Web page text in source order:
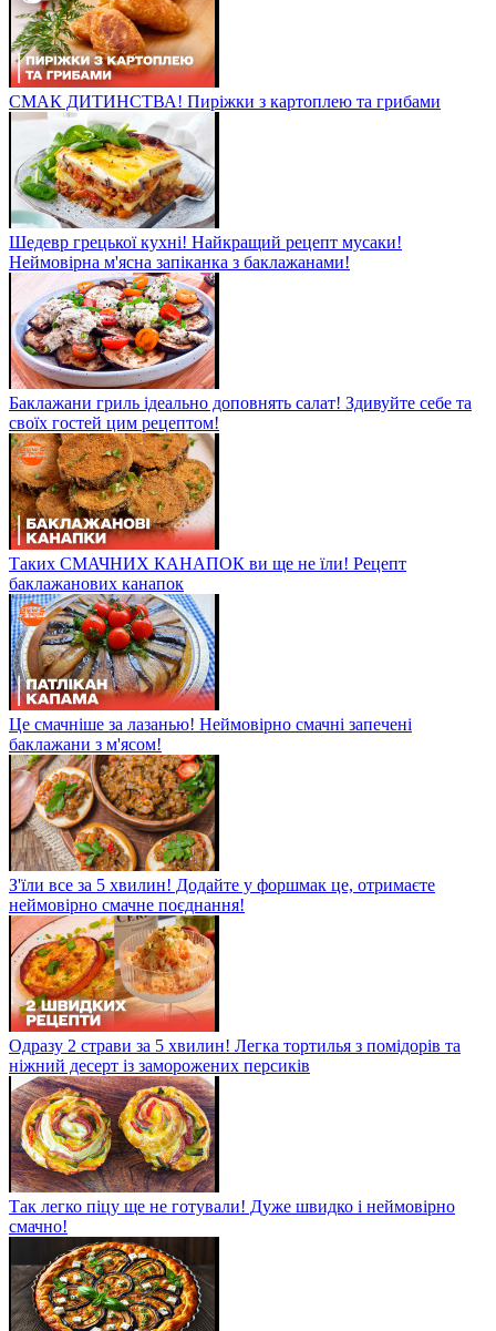
СМАК ДИТИНСТВА! Пиріжки з картоплею та грибами
Шедевр грецької кухні! Найкращий рецепт мусаки!
Неймовірна м'ясна запіканка з баклажанами!
Баклажани гриль ідеально доповнять салат! Здивуйте себе та
своїх гостей цим рецептом!
Таких СМАЧНИХ КАНАПОК ви ще не їли! Рецепт
баклажанових канапок
Це смачніше за лазанью! Неймовірно смачні запечені
баклажани з м'ясом!
З'їли все за 5 хвилин! Додайте у форшмак це, отримаєте
неймовірно смачне поєднання!
Одразу 2 страви за 5 хвилин! Легка тортилья з помідорів та
ніжний десерт із заморожених персиків
Так легко піцу ще не готували! Дуже швидко і неймовірно
смачно!